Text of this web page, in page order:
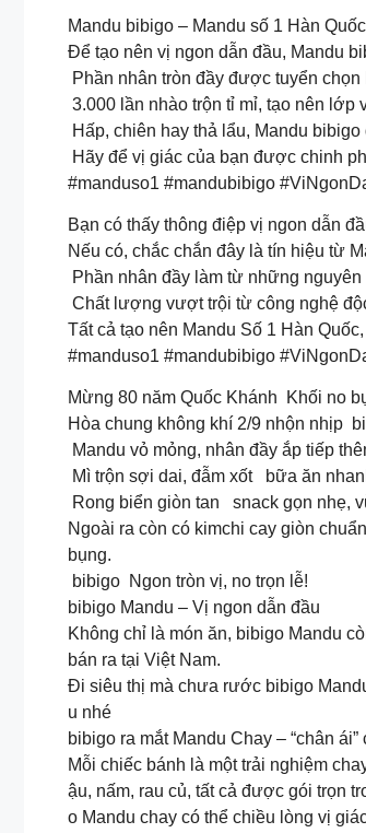
Mandu bibigo – Mandu số 1 Hàn
Để tạo nên vị ngon dẫn đầu, Mandu
Phần nhân tròn đầy được tuyển
3.000 lần nhào trộn tỉ mỉ, tạo nên lớp
Hấp, chiên hay thả lẩu, Mandu
Hãy để vị giác của bạn được chinh
#manduso1 #mandubibigo
Bạn có thấy thông điệp vị ngon dẫn
Nếu có, chắc chắn đây là tín hiệu từ
Phần nhân đầy làm từ những
Chất lượng vượt trội từ công nghệ
Tất cả tạo nên Mandu Số 1 Hàn
#manduso1 #mandubibigo
Mừng 80 năm Quốc Khánh Khối no
Hòa chung không khí 2/9 nhộn nhịp
Mandu vỏ mỏng, nhân đầy ắp tiếp
Mì trộn sợi dai, đẫm xốt bữa ăn
Rong biển giòn tan snack gọn nhẹ,
Ngoài ra còn có kimchi cay giòn
bụng.
bibigo Ngon tròn vị, no trọn lễ!
bibigo Mandu – Vị ngon dẫn đầu
Không chỉ là món ăn, bibigo Mandu
bán ra tại Việt Nam.
Đi siêu thị mà chưa rước bibigo
u nhé
bibigo ra mắt Mandu Chay – “chân
Mỗi chiếc bánh là một trải nghiệm
ậu, nấm, rau củ, tất cả được gói trọn
o Mandu chay có thể chiều lòng vị